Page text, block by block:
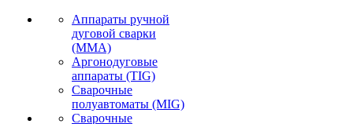
Аппараты ручной
дуговой сварки
(MMA)
Аргонодуговые
аппараты (TIG)
Сварочные
полуавтоматы (MIG)
Сварочные